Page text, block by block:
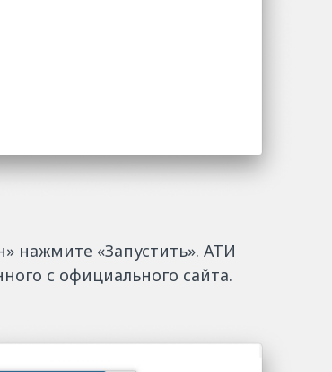
нажмите «Запустить». АТИ
с официального сайта.